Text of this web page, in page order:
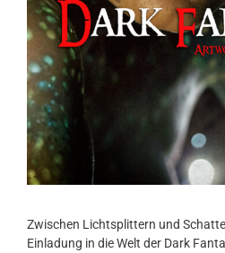
Zwischen Lichtsplittern und
Einladung in die Welt der Dark